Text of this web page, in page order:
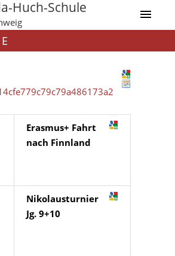
Huch-Schule
Erasmus+ Fahrt
nach Finnland
Nikolausturnier
Jg. 9+10